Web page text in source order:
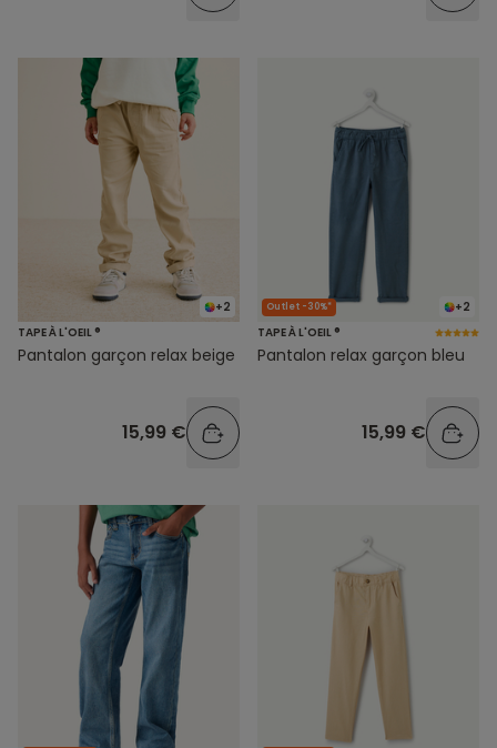
+2
TAPE À L'OEIL ®
Pantalon garçon relax beige
15,99 €
+2
Outlet -30%*
TAPE À L'OEIL ®
Pantalon relax garçon bleu
15,99 €